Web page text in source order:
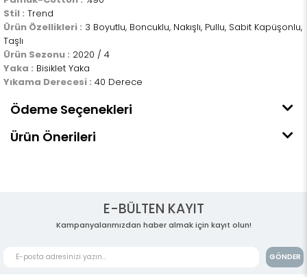
Stil : Trend
Ürün Özellikleri : 3 Boyutlu, Boncuklu, Nakışlı, Pullu, Sabit Kapüşonlu,
Taşlı
Ürün Sezonu : 2020 / 4
Yaka : Bisiklet Yaka
Yıkama Derecesi : 40 Derece
Ödeme Seçenekleri
Ürün Önerileri
E-BÜLTEN KAYIT
Kampanyalarımızdan haber almak için kayıt olun!
GÖNDER